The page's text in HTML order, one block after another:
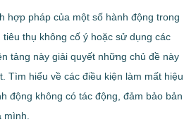
hợp pháp của một số hành động trong
thụ không cố ý hoặc sử dụng các
tảng này giải quyết những chủ đề này
Tìm hiểu về các điều kiện làm mất hiệu
động không có tác động, đảm bảo bản